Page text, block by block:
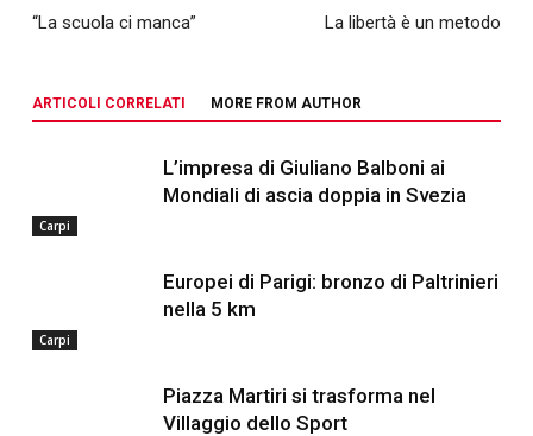
“La scuola ci manca” La libertà è un metodo
ARTICOLI CORRELATI MORE FROM AUTHOR
Carpi
L’impresa di Giuliano Balboni ai
Mondiali di ascia doppia in Svezia
Carpi
Europei di Parigi: bronzo di Paltrinieri
nella 5 km
Piazza Martiri si trasforma nel
Villaggio dello Sport